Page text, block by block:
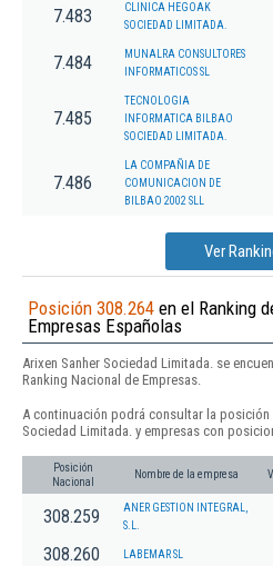
7.483
CLINICA HEGOAK
SOCIEDAD LIMITADA.
7.484
MUNALRA CONSULTORES
INFORMATICOS SL
7.485
TECNOLOGIA
INFORMATICA BILBAO
SOCIEDAD LIMITADA.
7.486
LA COMPAÑIA DE
COMUNICACION DE
BILBAO 2002 SLL
Ver
Posición 308.264 en el Ranking
Empresas Españolas
Arixen Sanher Sociedad Limitada. se
Ranking Nacional de Empresas.
A continuación podrá consultar la posición
Sociedad Limitada. y empresas con
Posición
Nacional
Nombre de la empresa
308.259
ANER GESTION INTEGRAL,
S.L.
308.260 LABEMAR SL